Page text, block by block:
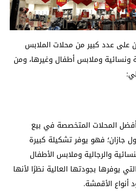
على عدد كبير من محلات الملابس
ونسائية وملابس أطفال وغيرها، ومن
المحلات المتخصصة في بيع
جازان؛ فهو يوفر تشكيلة كبيرة
والرجالية وملابس الأطفال
يوفرها بجودتها العالية نظرًا لأنها
الأقمشة.